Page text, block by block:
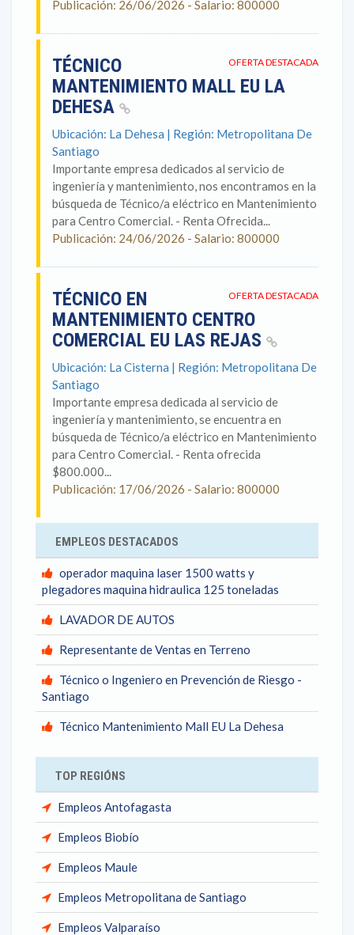
Publicación: 26/06/2026 - Salario: 800000
OFERTA DESTACADA
TÉCNICO
MANTENIMIENTO MALL EU LA
DEHESA
Ubicación: La Dehesa | Región: Metropolitana De
Santiago
Importante empresa dedicados al servicio de
ingeniería y mantenimiento, nos encontramos en la
búsqueda de Técnico/a eléctrico en Mantenimiento
para Centro Comercial. - Renta Ofrecida...
Publicación: 24/06/2026 - Salario: 800000
OFERTA DESTACADA
TÉCNICO EN
MANTENIMIENTO CENTRO
COMERCIAL EU LAS REJAS
Ubicación: La Cisterna | Región: Metropolitana De
Santiago
Importante empresa dedicada al servicio de
ingeniería y mantenimiento, se encuentra en
búsqueda de Técnico/a eléctrico en Mantenimiento
para Centro Comercial. - Renta ofrecida
$800.000...
Publicación: 17/06/2026 - Salario: 800000
EMPLEOS DESTACADOS
operador maquina laser 1500 watts y
plegadores maquina hidraulica 125 toneladas
LAVADOR DE AUTOS
Representante de Ventas en Terreno
Técnico o Ingeniero en Prevención de Riesgo -
Santiago
Técnico Mantenimiento Mall EU La Dehesa
TOP REGIÓNS
Empleos Antofagasta
Empleos Biobío
Empleos Maule
Empleos Metropolitana de Santiago
Empleos Valparaíso